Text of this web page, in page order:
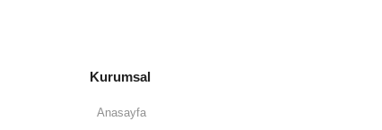
Kurumsal
Anasayfa